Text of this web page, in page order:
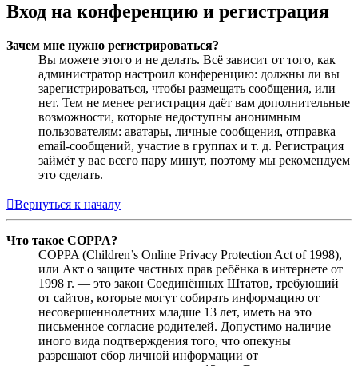
Вход на конференцию и регистрация
Зачем мне нужно регистрироваться?
Вы можете этого и не делать. Всё зависит от того, как
администратор настроил конференцию: должны ли вы
зарегистрироваться, чтобы размещать сообщения, или
нет. Тем не менее регистрация даёт вам дополнительные
возможности, которые недоступны анонимным
пользователям: аватары, личные сообщения, отправка
email-сообщений, участие в группах и т. д. Регистрация
займёт у вас всего пару минут, поэтому мы рекомендуем
это сделать.
Вернуться к началу
Что такое COPPA?
COPPA (Children’s Online Privacy Protection Act of 1998),
или Акт о защите частных прав ребёнка в интернете от
1998 г. — это закон Соединённых Штатов, требующий
от сайтов, которые могут собирать информацию от
несовершеннолетних младше 13 лет, иметь на это
письменное согласие родителей. Допустимо наличие
иного вида подтверждения того, что опекуны
разрешают сбор личной информации от